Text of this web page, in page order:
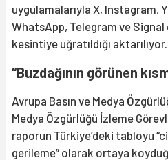
uygulamalarıyla X, Instagram,
WhatsApp, Telegram ve
kesintiye uğratıldığı aktarılıyor.
“Buzdağının görünen
Avrupa Basın ve Medya
Medya Özgürlüğü İzleme
raporun Türkiye’deki tabloyu
gerileme” olarak ortaya